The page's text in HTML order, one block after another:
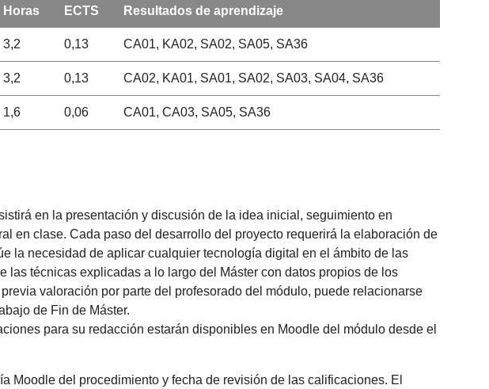
Horas ECTS Resultados de aprendizaje
3,2 0,13 CA01, KA02, SA02, SA05, SA36
3,2 0,13 CA02, KA01, SA01, SA02, SA03, SA04, SA36
1,6 0,06 CA01, CA03, SA05, SA36
en la presentación y discusión de la idea inicial, seguimiento en
en clase. Cada paso del desarrollo del proyecto requerirá la elaboración de
la necesidad de aplicar cualquier tecnología digital en el ámbito de las
técnicas explicadas a lo largo del Máster con datos propios de los
valoración por parte del profesorado del módulo, puede relacionarse
de Fin de Máster.
para su redacción estarán disponibles en Moodle del módulo desde el
Moodle del procedimiento y fecha de revisión de las calificaciones. El